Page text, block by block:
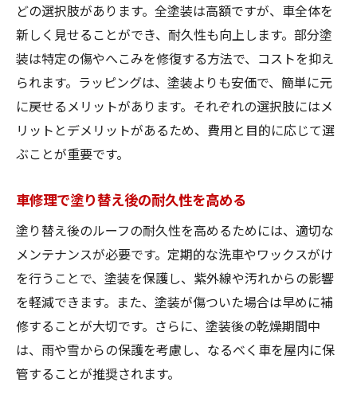
どの選択肢があります。全塗装は高額ですが、車全体を
新しく見せることができ、耐久性も向上します。部分塗
装は特定の傷やへこみを修復する方法で、コストを抑え
られます。ラッピングは、塗装よりも安価で、簡単に元
に戻せるメリットがあります。それぞれの選択肢にはメ
リットとデメリットがあるため、費用と目的に応じて選
ぶことが重要です。
車修理で塗り替え後の耐久性を高める
塗り替え後のルーフの耐久性を高めるためには、適切な
メンテナンスが必要です。定期的な洗車やワックスがけ
を行うことで、塗装を保護し、紫外線や汚れからの影響
を軽減できます。また、塗装が傷ついた場合は早めに補
修することが大切です。さらに、塗装後の乾燥期間中
は、雨や雪からの保護を考慮し、なるべく車を屋内に保
管することが推奨されます。